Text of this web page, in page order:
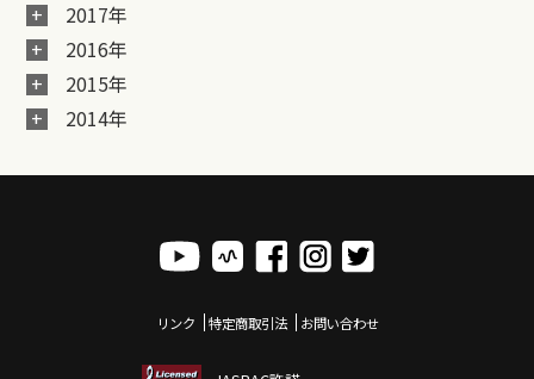
2017年
2016年
2015年
2014年
リンク 特定商取引法 お問い合わせ